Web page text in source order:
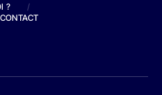
?
/
CONTACT